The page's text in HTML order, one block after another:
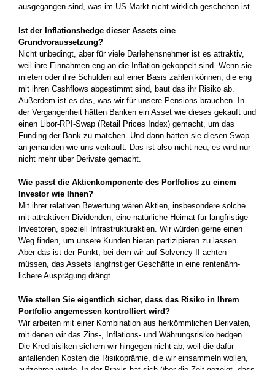
ausgegangen sind, was im US-Markt nicht wirklich geschehen ist.
Ist der Inflationshedge dieser Assets eine
Grundvoraussetzung?
Nicht unbedingt, aber für viele Darlehensnehmer ist es attraktiv,
weil ihre Einnahmen eng an die Inflation gekoppelt sind. Wenn sie
mieten oder ihre Schulden auf einer Basis zahlen können, die eng
mit ihren Cashflows abgestimmt sind, baut das ihr Risiko ab.
Außer­dem ist es das, was wir für unsere Pensions brauchen. In
der Vergangenheit hätten Banken­ ein Asset wie dieses gekauft und
einen­ Libor-RPI-Swap (Retail Prices Index) gemacht, um das
Funding der Bank zu matchen.­ Und dann hätten sie diesen Swap
an jemanden wie uns verkauft. Das ist also nicht neu, es wird nur
nicht mehr über Derivate­ gemacht.­
Wie passt die Aktienkomponente des Port­folios zu einem
Investor wie Ihnen?
Mit ihrer relativen Bewertung wären Aktien,­ insbesondere solche
mit attraktiven Dividenden, eine natürliche Heimat für langfristige
Investoren, speziell Infrastruktur­aktien. Wir würden gerne einen
Weg finden, um unsere Kunden hieran partizipieren­ zu lassen.
Aber das ist der Punkt, bei dem wir auf Solvency II achten
müssen, das Assets langfristiger Geschäfte in eine­ rentenähn­
lichere Ausprägung drängt.
Wie stellen Sie eigentlich sicher, dass das Risiko in Ihrem
Portfolio angemessen kontrolliert wird?
Wir arbeiten mit einer Kombination aus herkömmlichen Derivaten,
mit denen wir das Zins-, Inflations- und Währungsrisiko hedgen.
Die Kreditrisiken sichern wir hingegen­ nicht ab, weil die dafür
anfallenden Kosten die Risikoprämie, die wir einsammeln wollen,